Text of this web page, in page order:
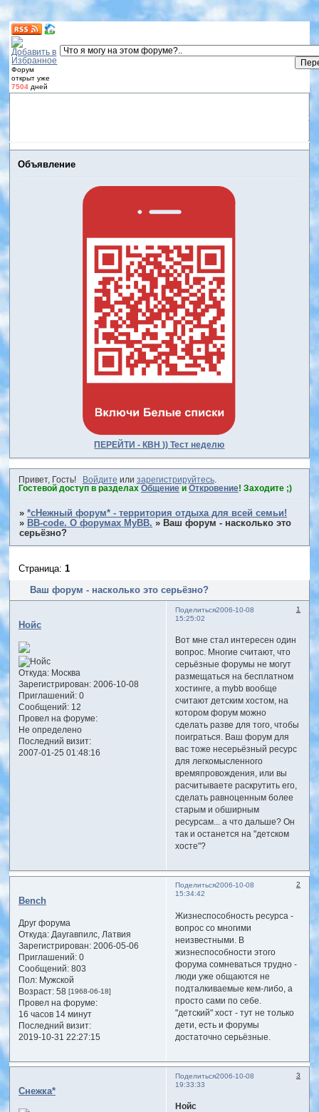
Форум
открыт уже
7504 дней
Объявление
ПЕРЕЙТИ - КВН )) Тест неделю
Привет, Гость! Войдите или зарегистрируйтесь.
Гостевой доступ в разделах Общениеи Откровение! Заходите ;)
»*сНежный форум* - территория отдыха для всей семьи!
» BB-code. О форумах MyBB. » Ваш форум - насколько это
серьёзно?
Ваш форум - насколько это серьёзно?
Страница:1
Поделиться 1
2006-10-08
15:25:02
Нойс
Откуда:Москва
Зарегистрирован: 2006-10-08
Приглашений:0
Сообщений:12
Провел на форуме:
Не определено
Последний визит:
2007-01-25 01:48:16
Вот мне стал интересен один
вопрос. Многие считают, что
серьёзные форумы не могут
размещаться на бесплатном
хостинге, а mybb вообще
считают детским хостом, на
котором форум можно
сделать разве для того, чтобы
поиграться. Ваш форум для
вас тоже несерьёзный ресурс
для легкомысленного
времяпровождения, или вы
расчитываете раскрутить его,
сделать равноценным более
старым и обширным
ресурсам... а что дальше? Он
так и останется на "детском
хосте"?
Поделиться 2
2006-10-08
15:34:42
Bench
Друг форума
Откуда:Даугавпилс, Латвия
Зарегистрирован: 2006-05-06
Приглашений:0
Сообщений:803
Пол:Мужской
Возраст:58 [1968-06-18]
Провел на форуме:
16 часов 14 минут
Последний визит:
2019-10-31 22:27:15
Жизнеспособность ресурса -
вопрос со многими
неизвестными. В
жизнеспособности этого
форума сомневаться трудно -
люди уже общаются не
подталкиваемые кем-либо, а
просто сами по себе.
"детский" хост - тут не только
дети, есть и форумы
достаточно серьёзные.
Поделиться 3
2006-10-08
19:33:33
Снежка*
Нойс